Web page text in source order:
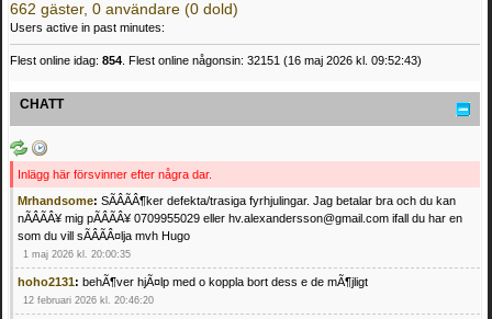
662 gäster, 0 användare (0 dold)
Users active in past minutes:
Flest online idag: 854 . Flest online någonsin: 32151 (16 maj 2026 kl. 09:52:43)
CHATT
Inlägg här försvinner efter några dar.
Mrhandsome: SÃÂÃÂ¶ker defekta/trasiga fyrhjulingar. Jag betalar bra och du kan
nÃÂÃÂ¥ mig pÃÂÃÂ¥ 0709955029 eller hv.alexandersson@gmail.com ifall du har en
som du vill sÃÂÃÂ¤lja mvh Hugo
1 maj 2026 kl. 20:00:35
hoho2131: behÃ¶ver hjÃ¤lp med o koppla bort dess e de mÃ¶jligt
12 februari 2026 kl. 20:46:20